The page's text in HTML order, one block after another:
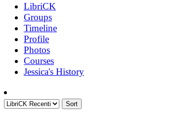
LibriCK
Groups
Timeline
Profile
Photos
Courses
Jessica's History
Sort